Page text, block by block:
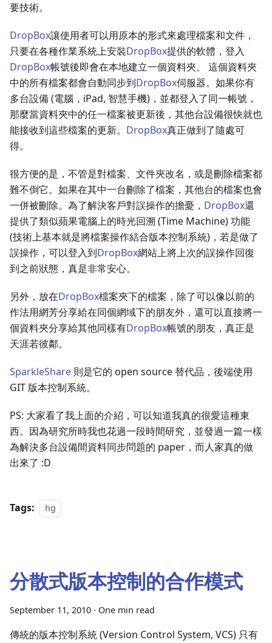
要技術。
DropBox讓使用者可以用原本的形式來處理檔案和文件，
只要在各種作業系統上安裝DropBox提供的軟體，登入
DropBox帳號後即會在本地建立一個資料夾。 這個資料夾
中的所有檔案都會自動同步到DropBox伺服器。如果你有
多台設備 (電腦，iPad, 智慧手機)，並都登入了同一帳號，
那麼當資料夾中的任一檔案被更新後，其他台設備很快就也
能接收到這些檔案的更新。 DropBox真正做到了隨處可
得。
很方便的是，不管是對檔案、文件夾改名，或是刪除檔案都
難不倒它。如果在其中一台刪除了檔案，其他台的檔案也會
一併被刪除。為了解決客戶對誤操作的擔憂， DropBox還
提供了類似蘋果電腦上的時光回溯 (Time Machine) 功能
(技術上基本就是將檔案操作結合版本控制系統)，若是做了
誤操作，可以登入到DropBox網站上將上次的誤操作回復
到之前狀態，真是非常安心。
另外，放在DropBox檔案夾下的檔案，除了可以像以前的
作法用網芳分享給在同個網域下的朋友外，還可以直接將一
個資料夾分享給其他同樣有DropBox帳號的朋友，真正是
天涯若彼鄰。
SparkleShare 則是它的 open source 替代品，後端使用
GIT 版本控制系統。
PS: 大家看了我上面的介紹，可以知道我真的很愛這種東
西。因為研究所時我也花過一段時間研究，並發過一篇一樣
為解決多台設備間資料同步問題的 paper，而人家真的做
出來了 :D
Tags: hg
分散式版本控制的合作模式
September 11, 2010 · One min read
傳統的版本控制系統 (Version Control System, VCS) 只有